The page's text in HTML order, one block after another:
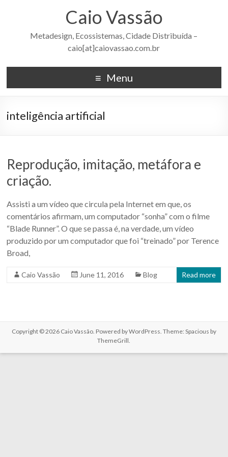
Caio Vassão
Metadesign, Ecossistemas, Cidade Distribuída –
caio[at]caiovassao.com.br
Menu
inteligência artificial
Reprodução, imitação, metáfora e
criação.
Assisti a um vídeo que circula pela Internet em que, os
comentários afirmam, um computador “sonha” com o filme
“Blade Runner”. O que se passa é, na verdade, um vídeo
produzido por um computador que foi “treinado” por Terence
Broad,
Caio Vassão June 11, 2016 Blog Read more
Copyright © 2026 Caio Vassão. Powered byWordPress. Theme: Spacious by
ThemeGrill.